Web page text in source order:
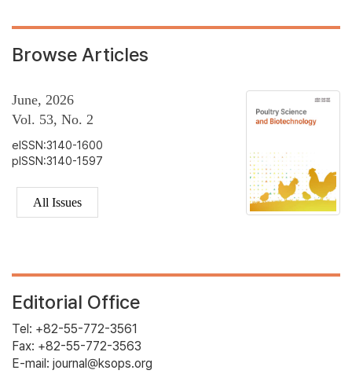
Browse Articles
June, 2026
Vol. 53, No. 2
eISSN:3140-1600
pISSN:3140-1597
All Issues
Editorial Office
Tel: +82-55-772-3561
Fax: +82-55-772-3563
E-mail: journal@ksops.org